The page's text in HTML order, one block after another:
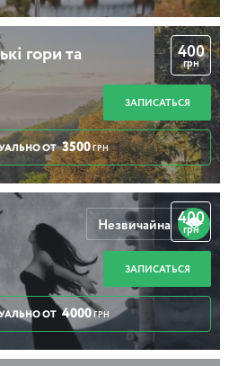
гори та
400
грн
ЗАПИСАТЬСЯ
ОТ 3500 ГРН
400
грн
ЗАПИСАТЬСЯ
ОТ 4000 ГРН
Незвичайна